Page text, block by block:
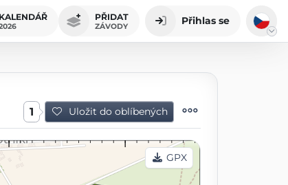
KALENDÁŘ PŘIDAT
ZÁVODY Přihlas se
1 Uložit do oblíbených
GPX